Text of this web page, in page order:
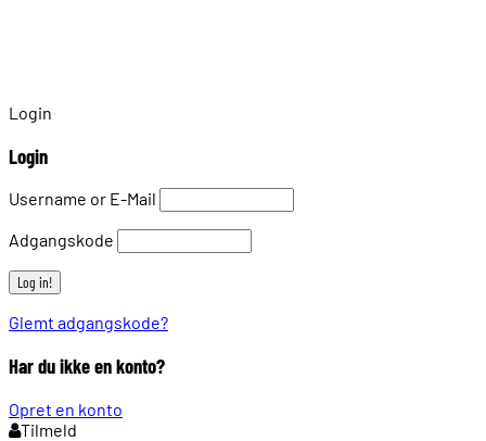
Login
Login
Username or E-Mail
Adgangskode
Glemt adgangskode?
Har du ikke en konto?
Opret en konto
Tilmeld